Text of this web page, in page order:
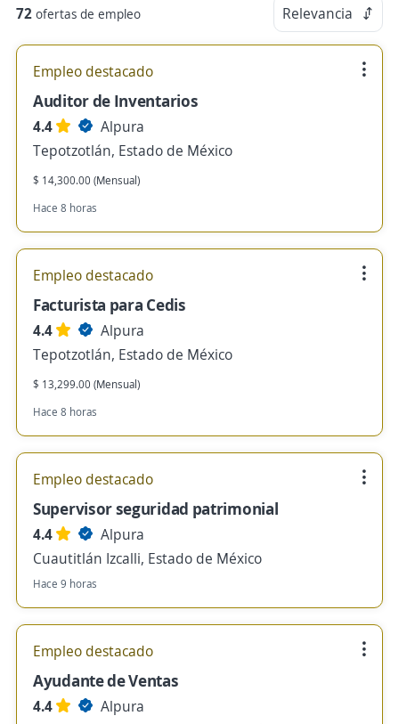
72 ofertas de empleo Relevancia
Empleo destacado
Auditor de Inventarios
4.4
Alpura
Tepotzotlán, Estado de México
$ 14,300.00 (Mensual)
Hace 8 horas
Empleo destacado
Facturista para Cedis
4.4
Alpura
Tepotzotlán, Estado de México
$ 13,299.00 (Mensual)
Hace 8 horas
Empleo destacado
Supervisor seguridad patrimonial
4.4
Alpura
Cuautitlán Izcalli, Estado de México
Hace 9 horas
Empleo destacado
Ayudante de Ventas
4.4
Alpura